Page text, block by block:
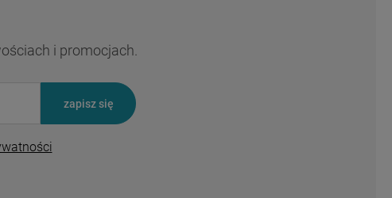
i promocjach.
zapisz się